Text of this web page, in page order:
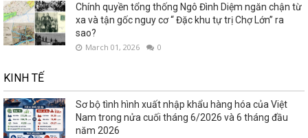
Chính quyền tổng thống Ngô Đình Diệm ngăn chận từ
xa và tận gốc nguy cơ “ Đặc khu tự trị Chợ Lớn” ra
sao?
March 01, 2026 0
KINH TẾ
Sơ bộ tình hình xuất nhập khẩu hàng hóa của Việt
Nam trong nửa cuối tháng 6/2026 và 6 tháng đầu
năm 2026